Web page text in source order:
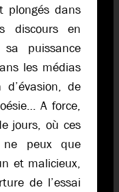
plongés dans
discours en
puissance
les médias
de
A force,
jours, où ces
ne peux que
et malicieux,
de l’essai